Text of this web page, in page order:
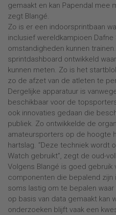
gemaakt en kan Papendal mee
zegt Blangé.
Zo is er een indoorsprintbaan
inclusief wereldkampioen
omstandigheden kunnen
sprintdashboard ontwikkeld
kunnen meten. Zo is het
zo de afzet van de atleten te
Dergelijke apparatuur is
beschikbaar voor de
ook innovaties gedaan die
publiek. Zo ontwikkelde de
amateursporters op de hoogte
hartslag. “Deze techniek wordt
Watch gebruikt”, zegt de oud-
Volgens Blangé is goed gebruik
componenten die bepalend
soms lastig om te bepalen
op basis van data gemaakt kan
onderzoeken blijft vaak een